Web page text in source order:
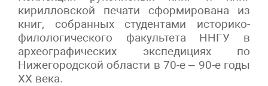
кирилловской печати сформирована из
книг, собранных студентами историко-
филологического факультета ННГУ в
археографических экспедициях по
Нижегородской области в 70-е – 90-е годы
ХХ века.